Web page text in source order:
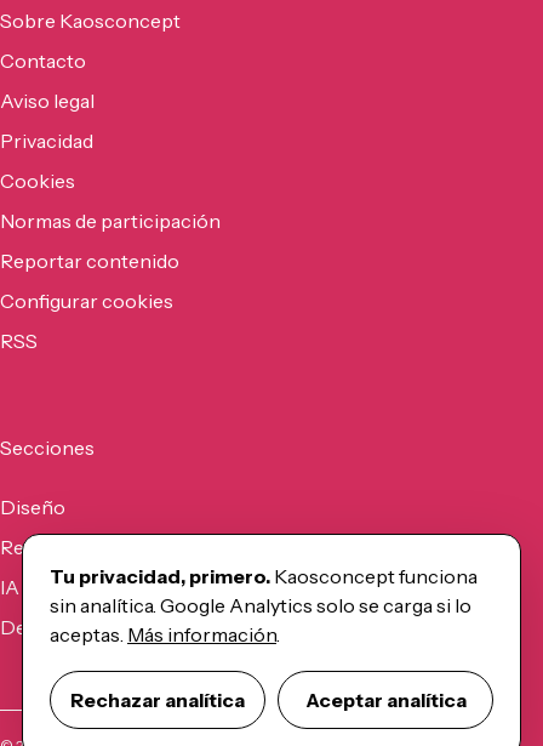
Sobre Kaosconcept
Contacto
Aviso legal
Privacidad
Cookies
Normas de participación
Reportar contenido
Configurar cookies
RSS
Secciones
Diseño
Recursos
IA
Desarrollo
Tu privacidad, primero. Kaosconcept funciona
sin analítica. Google Analytics solo se carga si lo
aceptas. Más información.
Rechazar analítica Aceptar analítica